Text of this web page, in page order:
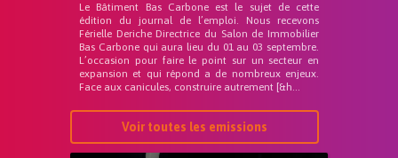
Le Bâtiment Bas Carbone est le sujet de cette
édition du journal de l’emploi. Nous recevons
Férielle Deriche Directrice du Salon de Immobilier
Bas Carbone qui aura lieu du 01 au 03 septembre.
L’occasion pour faire le point sur un secteur en
expansion et qui répond a de nombreux enjeux.
Face aux canicules, construire autrement [&h...
Voir toutes les emissions